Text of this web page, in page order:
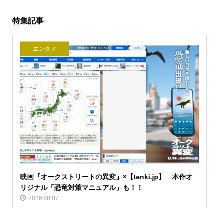
特集記事
エンタメ
映画『オークストリートの異変』×【tenki.jp】 本作オ
リジナル「恐竜対策マニュアル」も！！
2026.08.07